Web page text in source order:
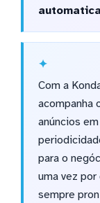
Com a
acompanha
anúncios
para o
uma vez
sempre